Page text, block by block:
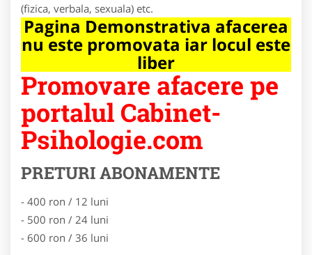
(fizica, verbala, sexuala) etc.
Pagina Demonstrativa afacerea
nu este promovata iar locul este
liber
Promovare afacere pe
portalul Cabinet-
Psihologie.com
PRETURI ABONAMENTE
- 400 ron / 12 luni
- 500 ron / 24 luni
- 600 ron / 36 luni